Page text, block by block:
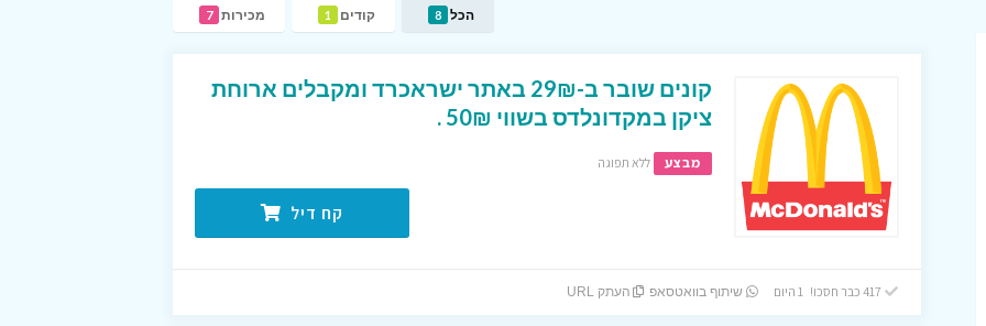
הכל 8 קודים 1 מכירות 7
קונים שובר ב-29₪ באתר ישראכרד ומקבלים ארוחת
ציקן במקדונלדס בשווי 50₪ .
מבצע ללא תפוגה
קח דיל
שיתוף בוואטסאפ העתק URL